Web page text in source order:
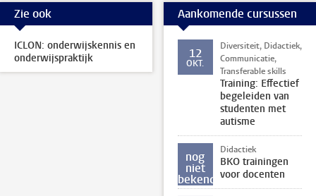
Zie ook
ICLON: onderwijskennis en
onderwijspraktijk
Aankomende cursussen
12
OKT.
Diversiteit, Didactiek,
Communicatie,
Transferable skills
Training: Effectief
begeleiden van
studenten met
autisme
nog
niet
bekend
Didactiek
BKO trainingen
voor docenten